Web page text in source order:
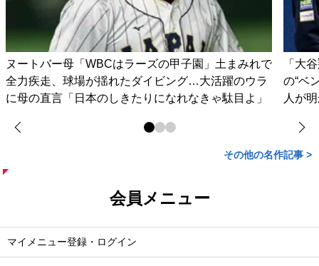
ヌートバー母「WBCはラーズの甲子園」土まみれで
全力疾走、球場が揺れたダイビング…大活躍のウラ
に母の直言「日本のしきたりになれなきゃ駄目よ」
「大
の“ベ
人が
その他の名作記事 >
会員メニュー
マイメニュー登録・ログイン